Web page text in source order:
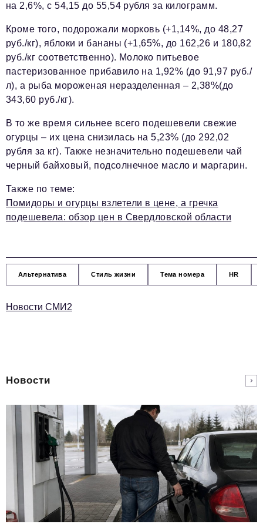
на 2,6%, с 54,15 до 55,54 рубля за килограмм.
Кроме того, подорожали морковь (+1,14%, до 48,27
руб./кг), яблоки и бананы (+1,65%, до 162,26 и 180,82
руб./кг соответственно). Молоко питьевое
пастеризованное прибавило на 1,92% (до 91,97 руб./
л), а рыба мороженая неразделенная – 2,38%(до
343,60 руб./кг).
В то же время сильнее всего подешевели свежие
огурцы – их цена снизилась на 5,23% (до 292,02
рубля за кг). Также незначительно подешевели чай
черный байховый, подсолнечное масло и маргарин.
Также по теме:
Помидоры и огурцы взлетели в цене, а гречка
подешевела: обзор цен в Свердловской области
Альтернатива Стиль жизни Тема номера HR
Новости СМИ2
Новости